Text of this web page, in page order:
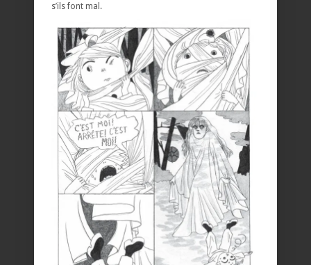
s’ils font mal.